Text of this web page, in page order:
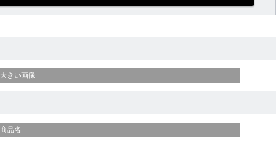
大きい画像
商品名